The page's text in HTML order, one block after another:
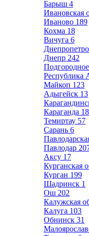
Барыш 4
Ивановская
Иваново 189
Кохма 18
Вичуга 6
Днепр 242
Подгородное
Республика
Майкоп 123
Адыгейск 13
Караганда
Темиртау 57
Сарань 6
Павлодар
Аксу 17
Курганская
Курган 199
Шадринск 1
Ош 202
Калужская
Калуга 103
Обнинск 31